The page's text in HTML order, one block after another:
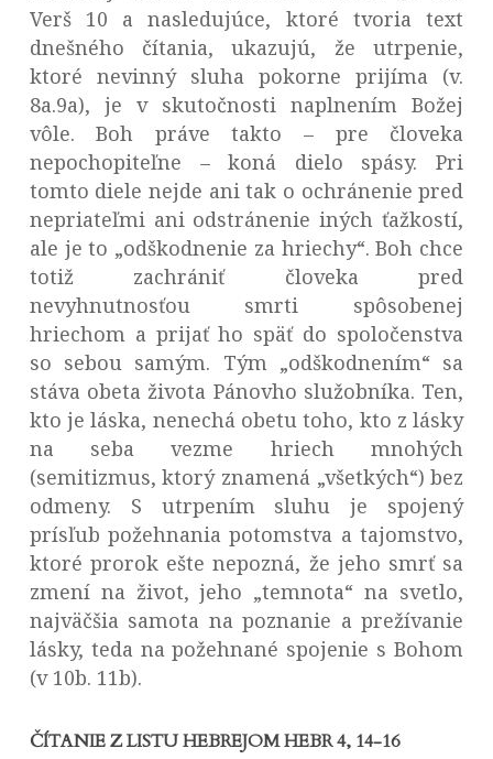
Verš 10 a nasledujúce, ktoré tvoria text
dnešného čítania, ukazujú, že utrpenie,
ktoré nevinný sluha pokorne prijíma (v.
8a.9a), je v skutočnosti naplnením Božej
vôle. Boh práve takto – pre človeka
nepochopiteľne – koná dielo spásy. Pri
tomto diele nejde ani tak o ochránenie pred
nepriateľmi ani odstránenie iných ťažkostí,
ale je to „odškodnenie za hriechy“. Boh chce
totiž zachrániť človeka pred
nevyhnutnosťou smrti spôsobenej
hriechom a prijať ho späť do spoločenstva
so sebou samým. Tým „odškodnením“ sa
stáva obeta života Pánovho služobníka. Ten,
kto je láska, nenechá obetu toho, kto z lásky
na seba vezme hriech mnohých
(semitizmus, ktorý znamená „všetkých“) bez
odmeny. S utrpením sluhu je spojený
prísľub požehnania potomstva a tajomstvo,
ktoré prorok ešte nepozná, že jeho smrť sa
zmení na život, jeho „temnota“ na svetlo,
najväčšia samota na poznanie a prežívanie
lásky, teda na požehnané spojenie s Bohom
(v 10b. 11b).
ČÍTANIE Z LISTU HEBREJOM HEBR 4, 14-16